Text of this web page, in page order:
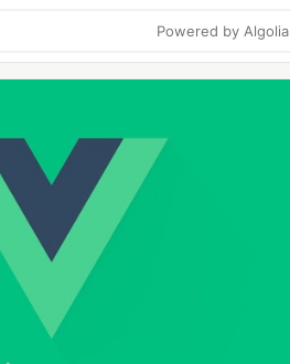
Powered by Algolia